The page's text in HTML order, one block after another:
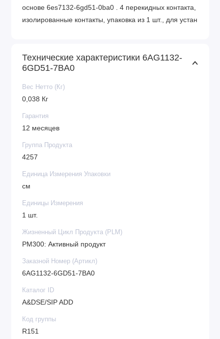
основе 6es7132-6gd51-0ba0 . 4 перекидных контакта,
изолированные контакты, упаковка из 1 шт., для устан
Технические характеристики 6AG1132-
6GD51-7BA0
Вес Нетто (Кг)
0,038 Кг
Гарантия
12 месяцев
Группа Продукта
4257
Единица Измерения Упаковки
см
Единицы Измерения
1 шт.
Жизненный Цикл Продукта (PLM)
PM300: Активный продукт
Заказной Номер (Артикл)
6AG1132-6GD51-7BA0
Каталог ID
A&DSE/SIP ADD
Код группы
R151